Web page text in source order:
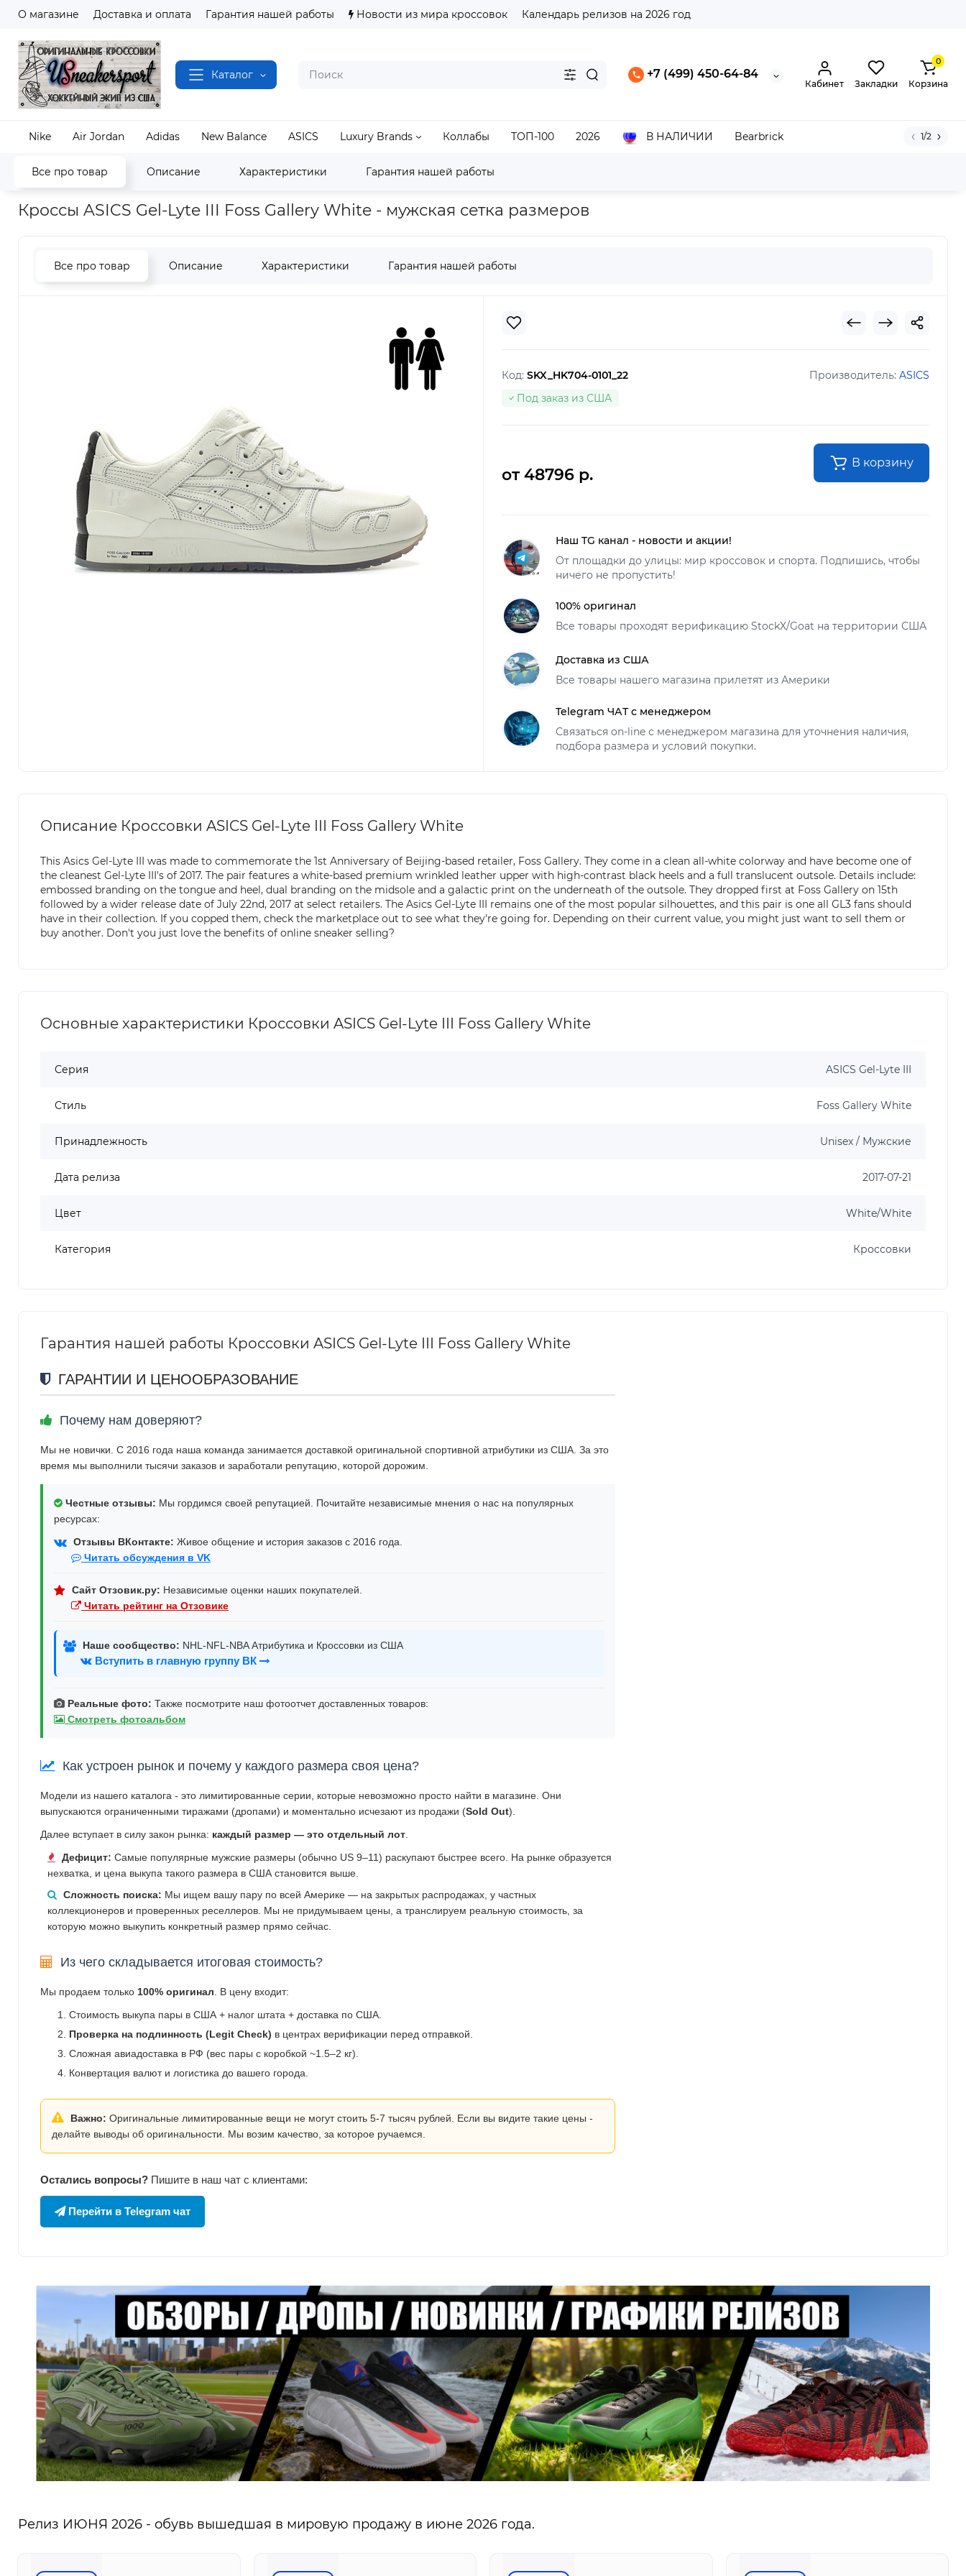
О магазине Доставка и оплата Гарантия нашей работы Новости из мира кроссовок Календарь релизов на 2026 год
Каталог +7 (499) 450-64-84
Кабинет Закладки
0
Корзина
Nike Air Jordan Adidas New Balance ASICS Luxury Brands Коллабы ТОП-100 2026 В НАЛИЧИИ Bearbrick 1/2
Все про товар Описание Характеристики Гарантия нашей работы
Наш магазин Полный каталог кроссовок ASICS ASICS Gel-Lyte III Кроссовки ASICS Gel-Lyte III Foss Gallery White
Кроссы ASICS Gel-Lyte III Foss Gallery White - мужская сетка размеров
Все про товар Описание Характеристики Гарантия нашей работы
Код: SKX_HK704-0101_22 Производитель: ASICS
Под заказ из США
от 48796 р.
В корзину
Наш TG канал - новости и акции!
От площадки до улицы: мир кроссовок и спорта. Подпишись, чтобы
ничего не пропустить!
100% оригинал
Все товары проходят верификацию StockX/Goat на территории США
Доставка из США
Все товары нашего магазина прилетят из Америки
Telegram ЧАТ с менеджером
Связаться on-line с менеджером магазина для уточнения наличия,
подбора размера и условий покупки.
Описание Кроссовки ASICS Gel-Lyte III Foss Gallery White
This Asics Gel-Lyte III was made to commemorate the 1st Anniversary of Beijing-based retailer, Foss Gallery. They come in a clean all-white colorway and have become one of
the cleanest Gel-Lyte III's of 2017. The pair features a white-based premium wrinkled leather upper with high-contrast black heels and a full translucent outsole. Details include:
embossed branding on the tongue and heel, dual branding on the midsole and a galactic print on the underneath of the outsole. They dropped first at Foss Gallery on 15th
followed by a wider release date of July 22nd, 2017 at select retailers. The Asics Gel-Lyte III remains one of the most popular silhouettes, and this pair is one all GL3 fans should
have in their collection. If you copped them, check the marketplace out to see what they're going for. Depending on their current value, you might just want to sell them or
buy another. Don't you just love the benefits of online sneaker selling?
Основные характеристики Кроссовки ASICS Gel-Lyte III Foss Gallery White
Серия ASICS Gel-Lyte III
Стиль Foss Gallery White
Принадлежность Unisex / Мужские
Дата релиза 2017-07-21
Цвет White/White
Категория Кроссовки
Гарантия нашей работы Кроссовки ASICS Gel-Lyte III Foss Gallery White
ГАРАНТИИ И ЦЕНООБРАЗОВАНИЕ
Почему нам доверяют?
Мы не новички. С 2016 года наша команда занимается доставкой оригинальной спортивной атрибутики из США. За это
время мы выполнили тысячи заказов и заработали репутацию, которой дорожим.
Честные отзывы: Мы гордимся своей репутацией. Почитайте независимые мнения о нас на популярных
ресурсах:
Отзывы ВКонтакте: Живое общение и история заказов с 2016 года.
Читать обсуждения в VK
Сайт Отзовик.ру: Независимые оценки наших покупателей.
Читать рейтинг на Отзовике
Наше сообщество: NHL-NFL-NBA Атрибутика и Кроссовки из США
Вступить в главную группу ВК
Реальные фото: Также посмотрите наш фотоотчет доставленных товаров:
Смотреть фотоальбом
Как устроен рынок и почему у каждого размера своя цена?
Модели из нашего каталога - это лимитированные серии, которые невозможно просто найти в магазине. Они
выпускаются ограниченными тиражами (дропами) и моментально исчезают из продажи (Sold Out).
Далее вступает в силу закон рынка: каждый размер — это отдельный лот
Дефицит: Самые популярные мужские размеры (обычно US 9–11) раскупают быстрее всего. На рынке образуется
нехватка, и цена выкупа такого размера в США становится выше.
Сложность поиска: Мы ищем вашу пару по всей Америке — на закрытых распродажах, у частных
коллекционеров и проверенных реселлеров. Мы не придумываем цены, а транслируем реальную стоимость, за
которую можно выкупить конкретный размер прямо сейчас.
Из чего складывается итоговая стоимость?
Мы продаем только 100% оригинал . В цену входит:
Стоимость выкупа пары в США + налог штата + доставка по США.
Проверка на подлинность (Legit Check) в центрах верификации перед отправкой.
Сложная авиадоставка в РФ (вес пары с коробкой ~1.5–2 кг).
Конвертация валют и логистика до вашего города.
Важно: Оригинальные лимитированные вещи не могут стоить 5-7 тысяч рублей. Если вы видите такие цены -
делайте выводы об оригинальности. Мы возим качество, за которое ручаемся.
Остались вопросы? Пишите в наш чат с клиентами:
Перейти в Telegram чат
Релиз ИЮНЯ 2026 - обувь вышедшая в мировую продажу в июне 2026 года.